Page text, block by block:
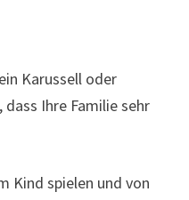
Karussell oder
Ihre Familie sehr
Kind spielen und von